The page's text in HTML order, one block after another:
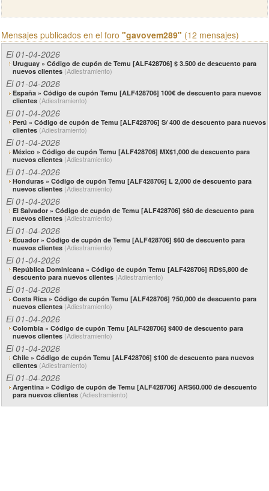
Mensajes publicados en el foro "gavovem289" (12 mensajes)
El 01-04-2026
Uruguay » Código de cupón de Temu [ALF428706] $ 3.500 de descuento para
nuevos clientes (Adiestramiento)
El 01-04-2026
España » Código de cupón Temu [ALF428706] 100€ de descuento para nuevos
clientes (Adiestramiento)
El 01-04-2026
Perú » Código de cupón de Temu [ALF428706] S/ 400 de descuento para nuevos
clientes (Adiestramiento)
El 01-04-2026
México » Código de cupón Temu [ALF428706] MX$1,000 de descuento para
nuevos clientes (Adiestramiento)
El 01-04-2026
Honduras » Código de cupón Temu [ALF428706] L 2,000 de descuento para
nuevos clientes (Adiestramiento)
El 01-04-2026
El Salvador » Código de cupón de Temu [ALF428706] $60 de descuento para
nuevos clientes (Adiestramiento)
El 01-04-2026
Ecuador » Código de cupón de Temu [ALF428706] $60 de descuento para
nuevos clientes (Adiestramiento)
El 01-04-2026
República Dominicana » Código de cupón Temu [ALF428706] RD$5,800 de
descuento para nuevos clientes (Adiestramiento)
El 01-04-2026
Costa Rica » Código de cupón Temu [ALF428706] ?50,000 de descuento para
nuevos clientes (Adiestramiento)
El 01-04-2026
Colombia » Código de cupón Temu [ALF428706] $400 de descuento para
nuevos clientes (Adiestramiento)
El 01-04-2026
Chile » Código de cupón Temu [ALF428706] $100 de descuento para nuevos
clientes (Adiestramiento)
El 01-04-2026
Argentina » Código de cupón de Temu [ALF428706] ARS60.000 de descuento
para nuevos clientes (Adiestramiento)